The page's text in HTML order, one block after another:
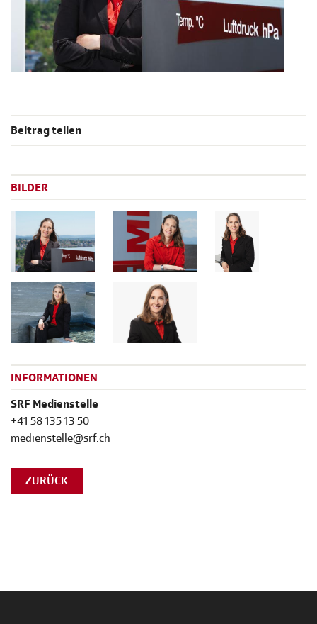
Beitrag teilen
BILDER
INFORMATIONEN
SRF Medienstelle
+41 58 135 13 50
medienstelle@srf.ch
ZURÜCK